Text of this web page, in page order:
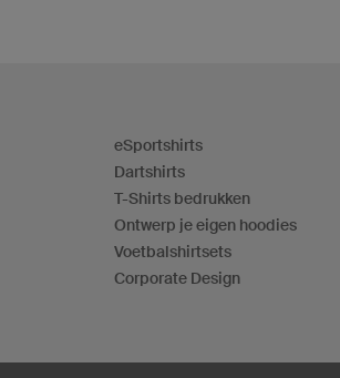
eSportshirts
Dartshirts
T-Shirts bedrukken
Ontwerp je eigen hoodies
Voetbalshirtsets
Corporate Design